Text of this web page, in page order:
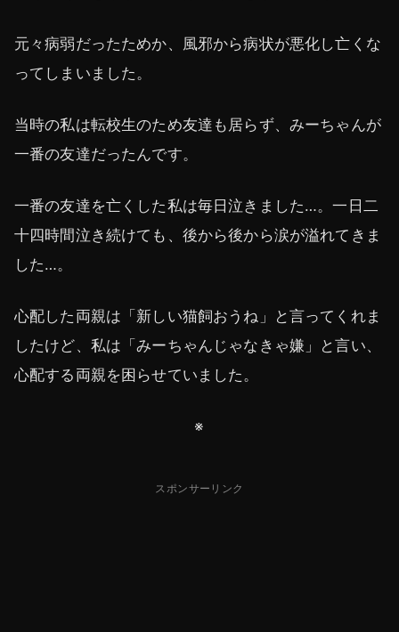
元々病弱だったためか、風邪から病状が悪化し亡くな
ってしまいました。
当時の私は転校生のため友達も居らず、みーちゃんが
一番の友達だったんです。
一番の友達を亡くした私は毎日泣きました…。一日二
十四時間泣き続けても、後から後から涙が溢れてきま
した…。
心配した両親は「新しい猫飼おうね」と言ってくれま
したけど、私は「みーちゃんじゃなきゃ嫌」と言い、
心配する両親を困らせていました。
※
スポンサーリンク